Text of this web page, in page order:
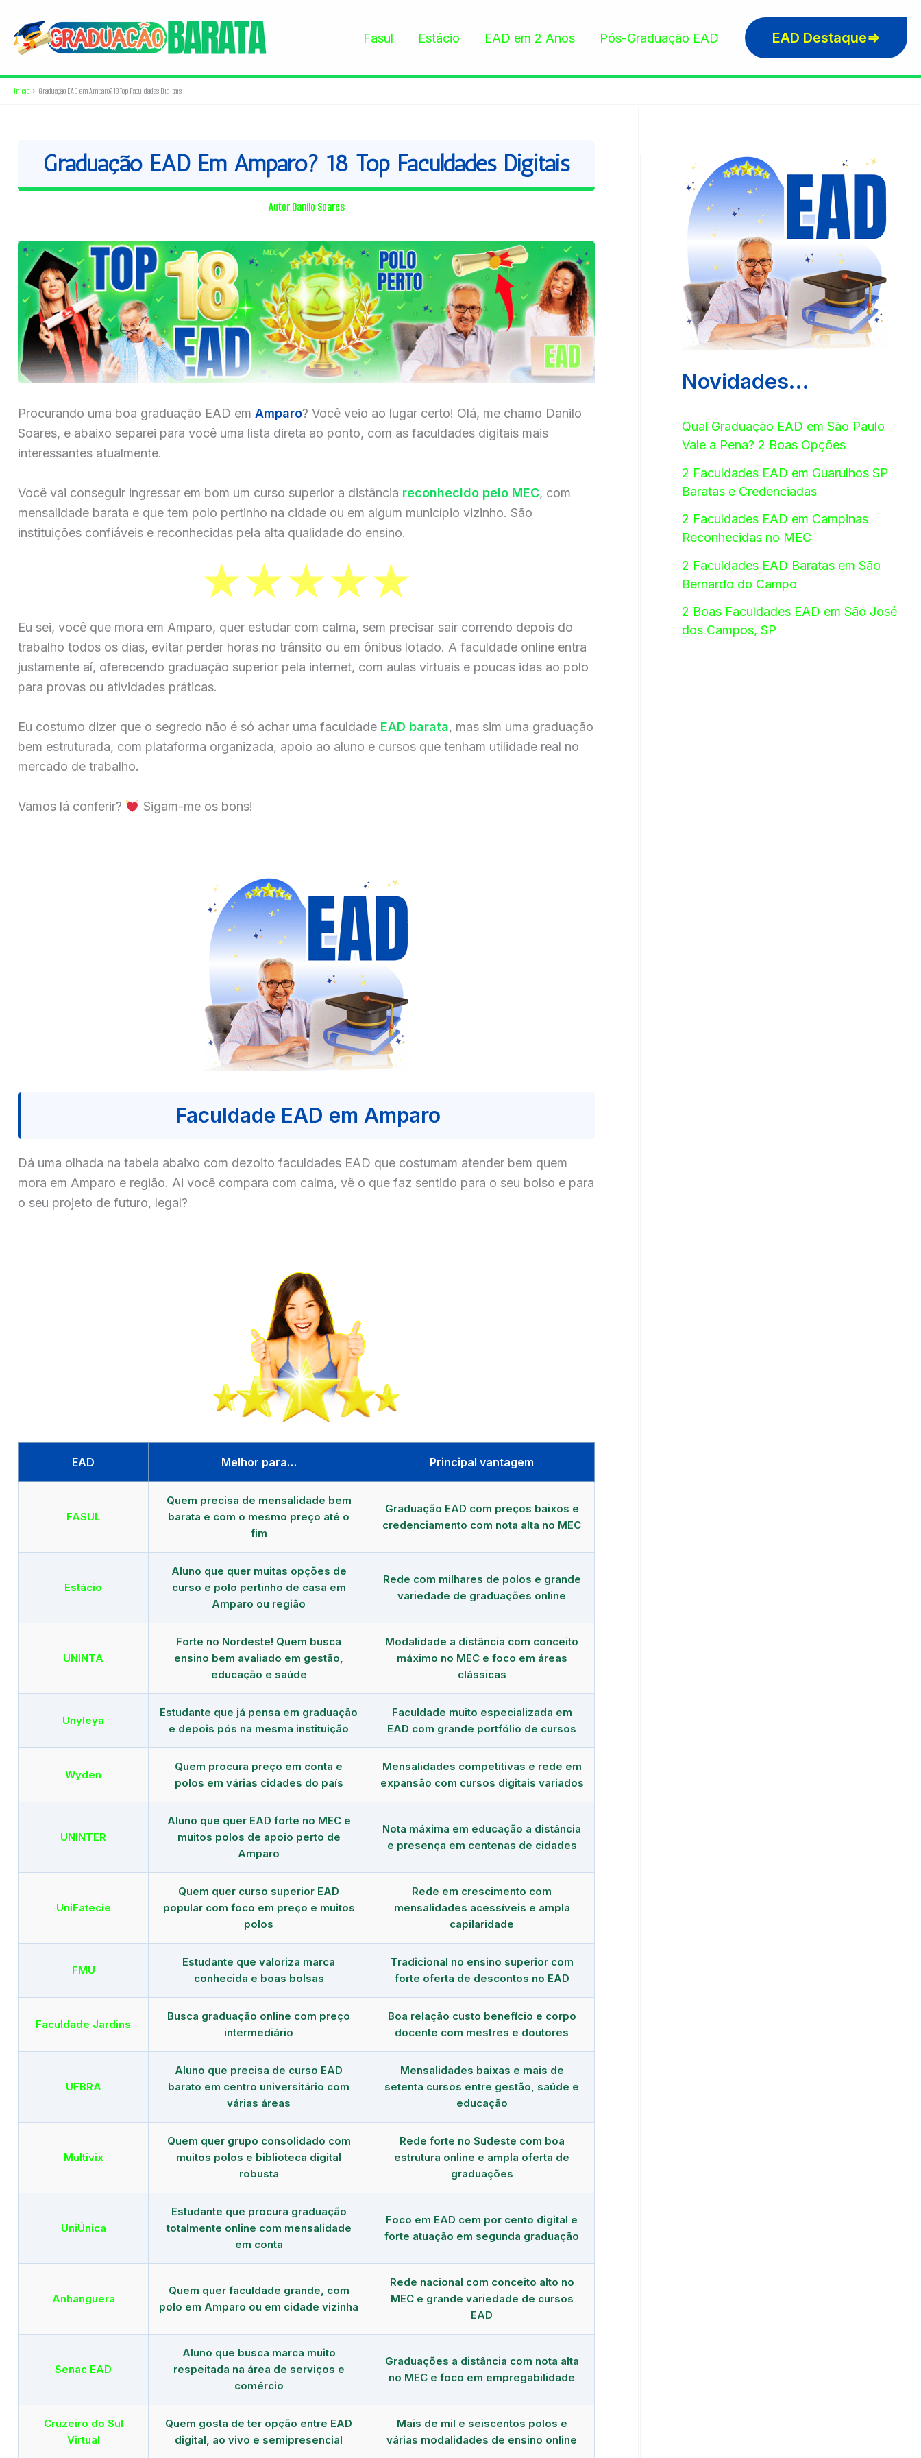
para
Fasul Estácio EAD em 2 Anos Pós-Graduação EAD EAD Destaque⇒
Início Graduação EAD em Amparo? 18 Top Faculdades Digitais
Graduação EAD Em Amparo? 18 Top Faculdades Digitais
Autor Danilo Soares
Procurando uma boa graduação EAD em Amparo? Você veio ao lugar certo! Olá, me chamo Danilo
Soares, e abaixo separei para você uma lista direta ao ponto, com as faculdades digitais mais
interessantes atualmente.
Você vai conseguir ingressar em bom um curso superior a distância reconhecido pelo MEC, com
mensalidade barata e que tem polo pertinho na cidade ou em algum município vizinho. São
instituições confiáveis e reconhecidas pela alta qualidade do ensino.
Eu sei, você que mora em Amparo, quer estudar com calma, sem precisar sair correndo depois do
trabalho todos os dias, evitar perder horas no trânsito ou em ônibus lotado. A faculdade online entra
justamente aí, oferecendo graduação superior pela internet, com aulas virtuais e poucas idas ao polo
para provas ou atividades práticas.
Eu costumo dizer que o segredo não é só achar uma faculdade EAD barata, mas sim uma graduação
bem estruturada, com plataforma organizada, apoio ao aluno e cursos que tenham utilidade real no
mercado de trabalho.
Vamos lá conferir? Sigam-me os bons!
Faculdade EAD em Amparo
Dá uma olhada na tabela abaixo com dezoito faculdades EAD que costumam atender bem quem
mora em Amparo e região. Ai você compara com calma, vê o que faz sentido para o seu bolso e para
o seu projeto de futuro, legal?
EAD Melhor para… Principal vantagem
FASUL
Quem precisa de mensalidade bem
barata e com o mesmo preço até o
fim
Graduação EAD com preços baixos e
credenciamento com nota alta no MEC
Estácio
Aluno que quer muitas opções de
curso e polo pertinho de casa em
Amparo ou região
Rede com milhares de polos e grande
variedade de graduações online
UNINTA
Forte no Nordeste! Quem busca
ensino bem avaliado em gestão,
educação e saúde
Modalidade a distância com conceito
máximo no MEC e foco em áreas
clássicas
Unyleya
Estudante que já pensa em graduação
e depois pós na mesma instituição
Faculdade muito especializada em
EAD com grande portfólio de cursos
Wyden
Quem procura preço em conta e
polos em várias cidades do país
Mensalidades competitivas e rede em
expansão com cursos digitais variados
UNINTER
Aluno que quer EAD forte no MEC e
muitos polos de apoio perto de
Amparo
Nota máxima em educação a distância
e presença em centenas de cidades
UniFatecie
Quem quer curso superior EAD
popular com foco em preço e muitos
polos
Rede em crescimento com
mensalidades acessíveis e ampla
capilaridade
FMU
Estudante que valoriza marca
conhecida e boas bolsas
Tradicional no ensino superior com
forte oferta de descontos no EAD
Faculdade Jardins
Busca graduação online com preço
intermediário
Boa relação custo benefício e corpo
docente com mestres e doutores
UFBRA
Aluno que precisa de curso EAD
barato em centro universitário com
várias áreas
Mensalidades baixas e mais de
setenta cursos entre gestão, saúde e
educação
Multivix
Quem quer grupo consolidado com
muitos polos e biblioteca digital
robusta
Rede forte no Sudeste com boa
estrutura online e ampla oferta de
graduações
UniÚnica
Estudante que procura graduação
totalmente online com mensalidade
em conta
Foco em EAD cem por cento digital e
forte atuação em segunda graduação
Anhanguera
Quem quer faculdade grande, com
polo em Amparo ou em cidade vizinha
Rede nacional com conceito alto no
MEC e grande variedade de cursos
EAD
Senac EAD
Aluno que busca marca muito
respeitada na área de serviços e
comércio
Graduações a distância com nota alta
no MEC e foco em empregabilidade
Cruzeiro do Sul
Virtual
Quem gosta de ter opção entre EAD
digital, ao vivo e semipresencial
Mais de mil e seiscentos polos e
várias modalidades de ensino online
Novidades…
Qual Graduação EAD em São Paulo
Vale a Pena? 2 Boas Opções
2 Faculdades EAD em Guarulhos SP
Baratas e Credenciadas
2 Faculdades EAD em Campinas
Reconhecidas no MEC
2 Faculdades EAD Baratas em São
Bernardo do Campo
2 Boas Faculdades EAD em São José
dos Campos, SP